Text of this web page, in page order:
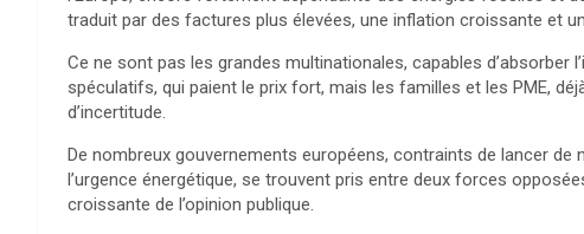
traduit par des factures plus élevées, une inflation croissante et
Ce ne sont pas les grandes multinationales, capables d’absorber
spéculatifs, qui paient le prix fort, mais les familles et les PME,
d’incertitude.
De nombreux gouvernements européens, contraints de lancer de
l’urgence énergétique, se trouvent pris entre deux forces
croissante de l’opinion publique.